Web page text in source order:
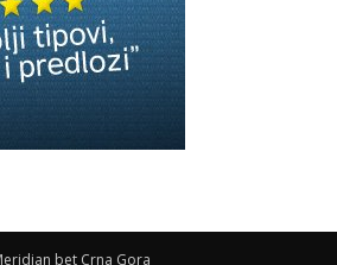
bet Crna Gora